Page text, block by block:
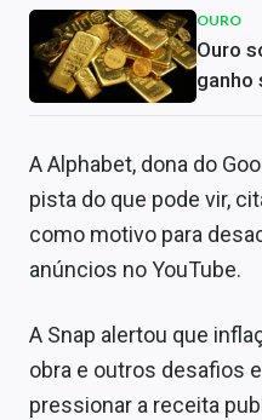
OURO
Ouro
ganho
A Alphabet, dona do
pista do que pode vir,
como motivo para
anúncios no YouTube.
A Snap alertou que
obra e outros desafios
pressionar a receita